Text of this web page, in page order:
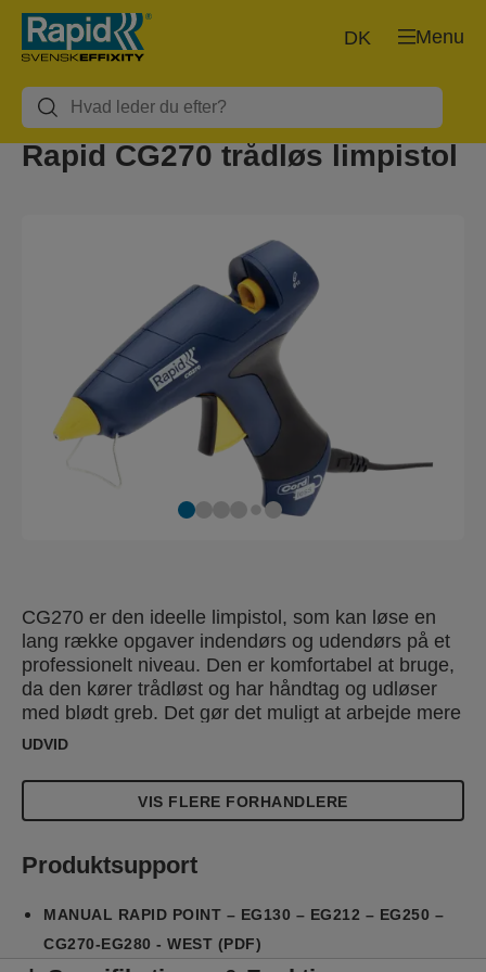
Menu
DK
Rapid CG270 trådløs limpistol
CG270 er den ideelle limpistol, som kan løse en
lang række opgaver indendørs og udendørs på et
professionelt niveau. Den er komfortabel at bruge,
da den kører trådløst og har håndtag og udløser
med blødt greb. Det gør det muligt at arbejde mere
effektivt og komfortabelt. Derudover har den
designet til at påføre limen endnu mere jævnt. En
udskiftelig tud (sælges separat) giver mulighed for
præcisionen.
UDVID
VIS FLERE FORHANDLERE
Produktsupport
MANUAL RAPID POINT – EG130 – EG212 – EG250 –
CG270-EG280 - WEST (PDF)